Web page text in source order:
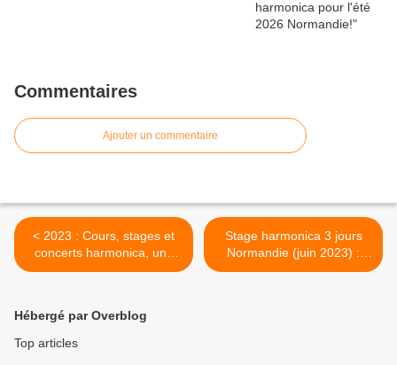
Commentaires
Ajouter un commentaire
< 2023 : Cours, stages et
concerts harmonica, une
année riche !
Stage harmonica 3 jours
Normandie (juin 2023) :
réglage et jeu avancé >
Hébergé par Overblog
Top articles